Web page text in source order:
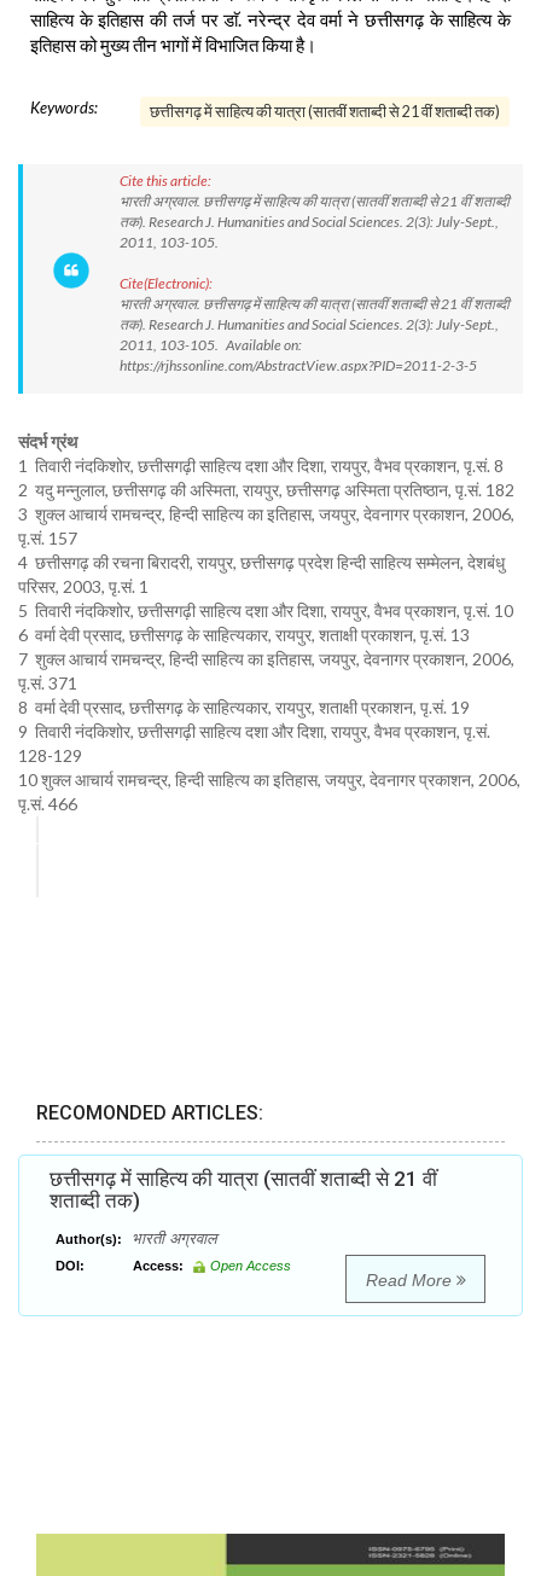
साहित्य के इतिहास की तर्ज पर डाॅ. नरेन्द्र देव वर्मा ने छत्तीसगढ़ के साहित्य के
इतिहास को मुख्य तीन भागों में विभाजित किया है।
Keywords: छत्तीसगढ़ में साहित्य की यात्रा (सातवीं शताब्दी से 21 वीं शताब्दी तक)
Cite this article:
भारती अग्रवाल. छत्तीसगढ़ में साहित्य की यात्रा (सातवीं शताब्दी से 21 वीं शताब्दी
तक). Research J. Humanities and Social Sciences. 2(3): July-Sept.,
2011, 103-105.
Cite(Electronic):
भारती अग्रवाल. छत्तीसगढ़ में साहित्य की यात्रा (सातवीं शताब्दी से 21 वीं शताब्दी
तक). Research J. Humanities and Social Sciences. 2(3): July-Sept.,
2011, 103-105. Available on:
https://rjhssonline.com/AbstractView.aspx?PID=2011-2-3-5
संदर्भ ग्रंथ
1 तिवारी नंदकिशोर, छत्तीसगढ़ी साहित्य दशा और दिशा, रायपुर, वैभव प्रकाशन, पृ.सं. 8
2 यदु मन्नुलाल, छत्तीसगढ़ की अस्मिता, रायपुर, छत्तीसगढ़ अस्मिता प्रतिष्ठान, पृ.सं. 182
3 शुक्ल आचार्य रामचन्द्र, हिन्दी साहित्य का इतिहास, जयपुर, देवनागर प्रकाशन, 2006,
पृ.सं. 157
4 छत्तीसगढ़ की रचना बिरादरी, रायपुर, छत्तीसगढ़ प्रदेश हिन्दी साहित्य सम्मेलन, देशबंधु
परिसर, 2003, पृ.सं. 1
5 तिवारी नंदकिशोर, छत्तीसगढ़ी साहित्य दशा और दिशा, रायपुर, वैभव प्रकाशन, पृ.सं. 10
6 वर्मा देवी प्रसाद, छत्तीसगढ़ के साहित्यकार, रायपुर, शताक्षी प्रकाशन, पृ.सं. 13
7 शुक्ल आचार्य रामचन्द्र, हिन्दी साहित्य का इतिहास, जयपुर, देवनागर प्रकाशन, 2006,
पृ.सं. 371
8 वर्मा देवी प्रसाद, छत्तीसगढ़ के साहित्यकार, रायपुर, शताक्षी प्रकाशन, पृ.सं. 19
9 तिवारी नंदकिशोर, छत्तीसगढ़ी साहित्य दशा और दिशा, रायपुर, वैभव प्रकाशन, पृ.सं.
128-129
10 शुक्ल आचार्य रामचन्द्र, हिन्दी साहित्य का इतिहास, जयपुर, देवनागर प्रकाशन, 2006,
पृ.सं. 466
RECOMONDED ARTICLES:
छत्तीसगढ़ में साहित्य की यात्रा (सातवीं शताब्दी से 21 वीं
शताब्दी तक)
Author(s): भारती अग्रवाल
DOI: Access: Open Access
Read More